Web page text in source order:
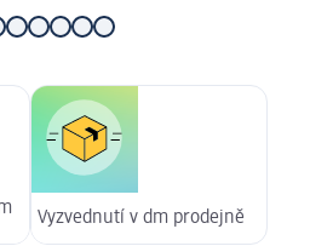
Vyzvednutí v dm prodejně